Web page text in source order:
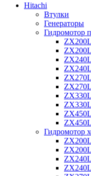
Hitachi
Втулки
Генераторы
Гидромотор
Гидромотор